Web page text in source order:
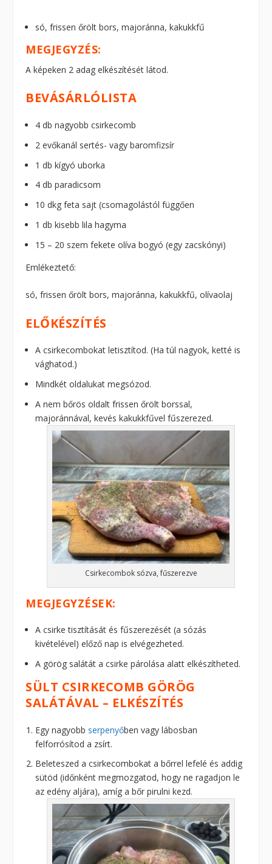
só, frissen őrölt bors, majoránna, kakukkfű
MEGJEGYZÉS:
A képeken 2 adag elkészítését látod.
BEVÁSÁRLÓLISTA
4 db nagyobb csirkecomb
2 evőkanál sertés- vagy baromfizsír
1 db kígyó uborka
4 db paradicsom
10 dkg feta sajt (csomagolástól függően
1 db kisebb lila hagyma
15 – 20 szem fekete olíva bogyó (egy zacskónyi)
Emlékeztető:
só, frissen őrölt bors, majoránna, kakukkfű, olívaolaj
ELŐKÉSZÍTÉS
A csirkecombokat letisztítod. (Ha túl nagyok, ketté is
vághatod.)
Mindkét oldalukat megsózod.
A nem bőrös oldalt frissen őrölt borssal,
majoránnával, kevés kakukkfűvel fűszerezed.
Csirkecombok sózva, fűszerezve
MEGJEGYZÉSEK:
A csirke tisztítását és fűszerezését (a sózás
kivételével) előző nap is elvégezheted.
A görög salátát a csirke párolása alatt elkészítheted.
SÜLT CSIRKECOMB GÖRÖG
SALÁTÁVAL – ELKÉSZÍTÉS
Egy nagyobb serpenyőben vagy lábosban
felforrósítod a zsírt.
Beleteszed a csirkecombokat a bőrrel lefelé és addig
sütöd (időnként megmozgatod, hogy ne ragadjon le
az edény aljára), amíg a bőr pirulni kezd.